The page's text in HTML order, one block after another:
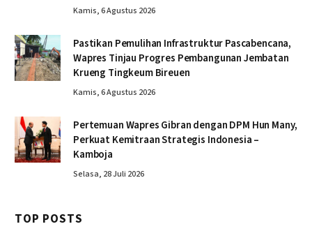
Kamis, 6 Agustus 2026
Pastikan Pemulihan Infrastruktur Pascabencana,
Wapres Tinjau Progres Pembangunan Jembatan
Krueng Tingkeum Bireuen
Kamis, 6 Agustus 2026
Pertemuan Wapres Gibran dengan DPM Hun Many,
Perkuat Kemitraan Strategis Indonesia –
Kamboja
Selasa, 28 Juli 2026
TOP POSTS